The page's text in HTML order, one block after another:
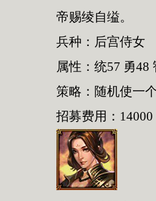
帝赐绫自缢。
兵种：后宫侍女
属性：统57 勇48
策略：随机使一
招募费用：14000